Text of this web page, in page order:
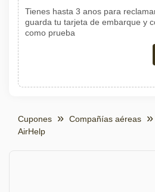
Tienes hasta 3 anos para
guarda tu tarjeta de embarque y
como prueba
Cupones Compañías aéreas
AirHelp